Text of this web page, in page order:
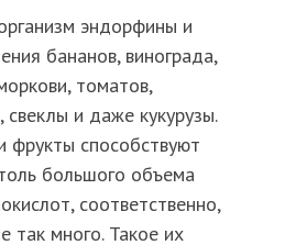
эндорфины и
бананов, винограда,
томатов,
свеклы и даже кукурузы.
способствуют
большого объема
соответственно,
так много. Такое их